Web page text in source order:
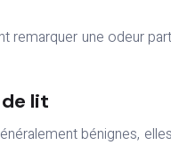
remarquer une odeur
lit
bénignes,